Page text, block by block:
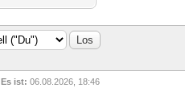
Es ist: 06.08.2026, 18:46